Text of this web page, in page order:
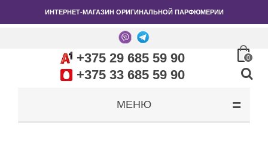
ИНТЕРНЕТ-МАГАЗИН ОРИГИНАЛЬНОЙ ПАРФЮМЕРИИ
+375 29 685 59 90
+375 33 685 59 90
0
МЕНЮ